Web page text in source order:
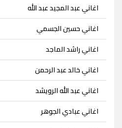
اغاني عبد المجيد عبد الله
اغاني حسين الجسمي
اغاني راشد الماجد
اغاني خالد عبد الرحمن
اغاني عبد الله الرويشد
اغاني عبادي الجوهر